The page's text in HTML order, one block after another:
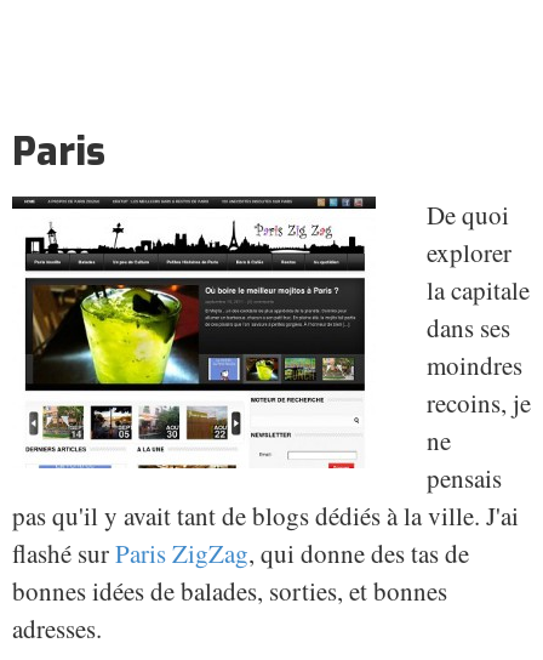
Paris
De quoi
explorer
la capitale
dans ses
moindres
recoins, je
ne
pensais
pas qu'il y avait tant de blogs dédiés à la ville. J'ai
flashé surParis ZigZag, qui donne des tas de
bonnes idées de balades, sorties, et bonnes
adresses.